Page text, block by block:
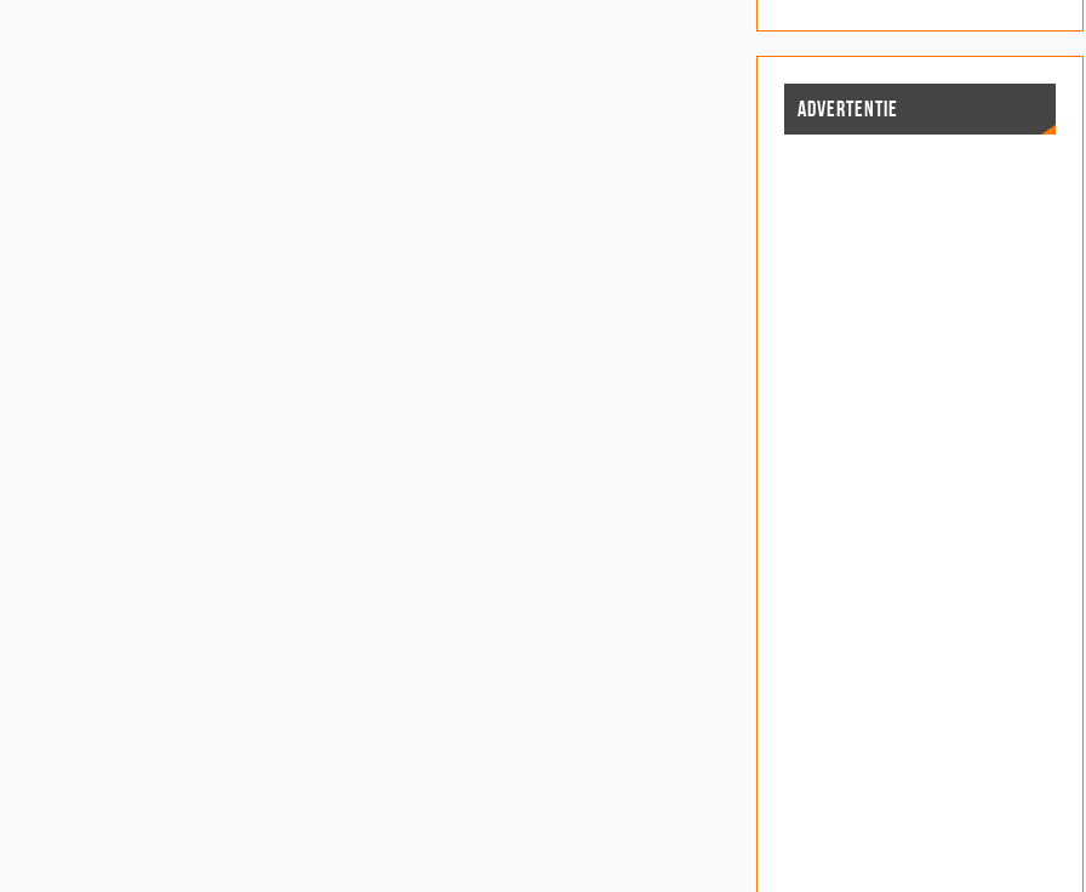
ADVERTENTIE